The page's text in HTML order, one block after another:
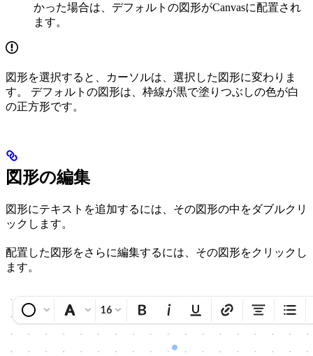
かった場合は、デフォルトの図形がCanvasに配置され
ます。
図形を選択すると、カーソルは、選択した図形に変わりま
す。 デフォルトの図形は、枠線が黒で塗りつぶしの色が白
の正方形です。
図形の編集
図形にテキストを追加するには、その図形の中をダブルクリ
ックします。
配置した図形をさらに編集するには、その図形をクリックし
ます。